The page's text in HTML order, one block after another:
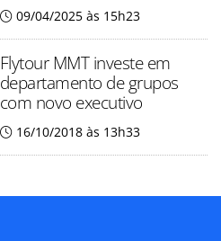
09/04/2025 às 15h23
Flytour MMT investe em
departamento de grupos
com novo executivo
16/10/2018 às 13h33